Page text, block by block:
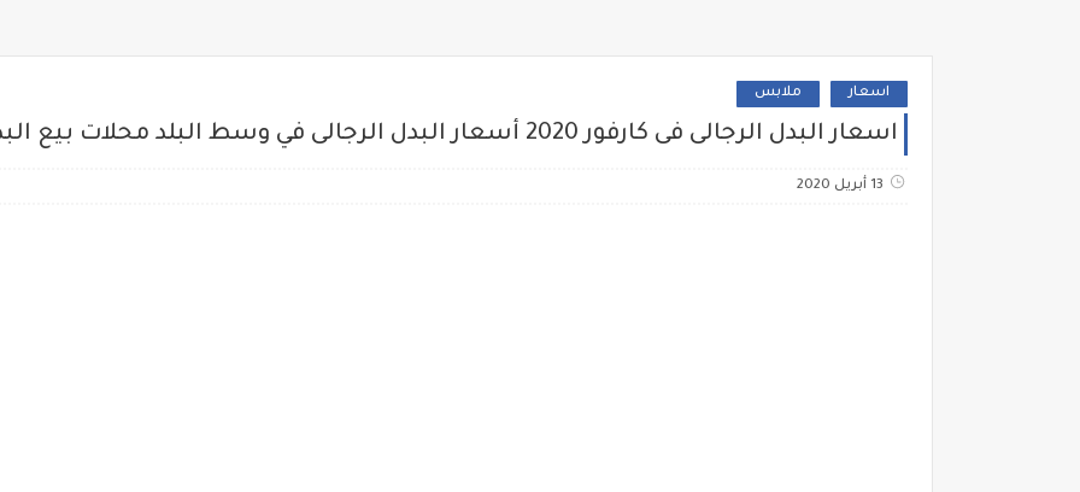
اسعار ملابس
اسعار البدل الرجالى فى كارفور 2020 أسعار البدل الرجالى في وسط البلد محلات بيع البدل الشيك المودرن
13 أبريل 2020